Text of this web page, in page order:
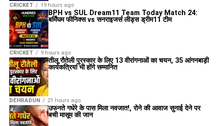
CRICKET 19 hours ago
CRICKET 9 hours ago
BPH vs SUL Dream11 Team Today Match 24:
बर्मिंघम फीनिक्स vs सनराइजर्स लीड्स ड्रीम11 टीम
DEHRADUN 21 hours ago
तीलू रौतेली पुरस्कार के लिए 13 वीरांगनाओं का चयन, 35 आंगनबाड़ी
कार्यकत्रियां भी होंगे सम्मानित
उफनते गधेरे के पास मिला नवजात!, रोने की आवाज सुनाई देने पर
बची मासूम की जान